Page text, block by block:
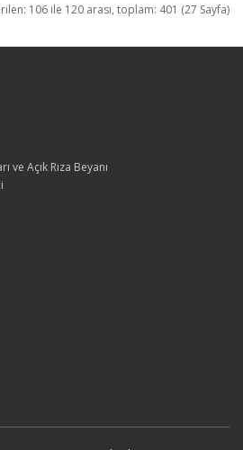
106 ile 120 arası, toplam: 401 (27 Sayfa)
ve Açık Rıza Beyanı